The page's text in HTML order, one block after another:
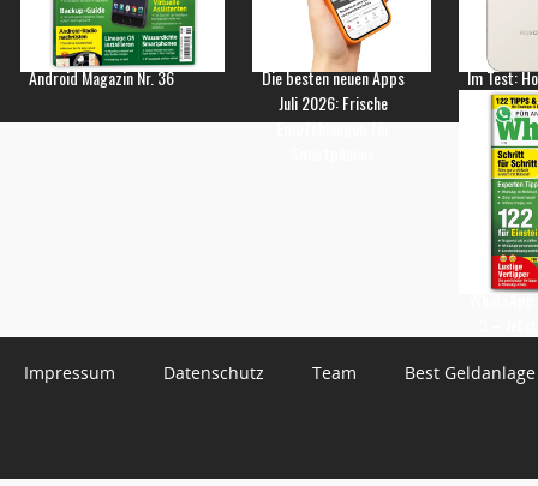
Android Magazin Nr. 36
Die besten neuen Apps
Juli 2026: Frische
Empfehlungen für
Im Test:
Impressum Datenschutz Team Best Geldanlage